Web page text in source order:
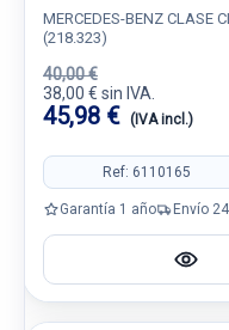
MERCEDES-BENZ CLASE
(218.323)
40,00 €
38,00 € sin IVA.
45,98 € (IVA incl.)
Ref: 6110165
Garantía 1 año Envío